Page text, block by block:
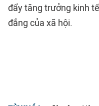
đẩy tăng trưởng kinh
đẳng của xã hội.